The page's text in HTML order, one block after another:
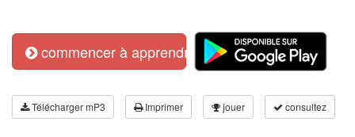
commencer à apprendre
Télécharger mP3 Imprimer jouer consultez